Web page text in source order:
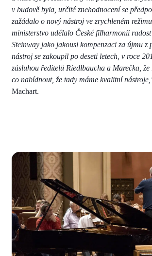
v budově byla, určité znehodnocení se
zažádalo o nový nástroj ve zrychleném
ministerstvo udělalo České filharmonii
Steinway jako jakousi kompenzaci za újmu z
nástroj se zakoupil po deseti letech, v roce
zásluhou ředitelů Riedlbaucha a Marečka, že
co nabídnout, že tady máme kvalitní
Machart.